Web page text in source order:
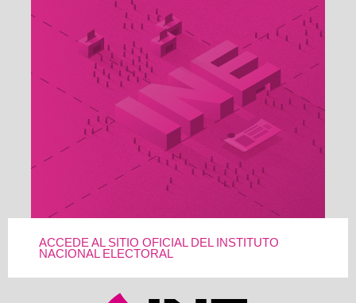
ACCEDE AL SITIO OFICIAL DEL INSTITUTO
NACIONAL ELECTORAL